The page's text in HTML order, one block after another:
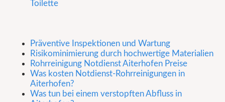
Toilette
Präventive Inspektionen und Wartung
Risikominimierung durch hochwertige Materialien
Rohrreinigung Notdienst Aiterhofen Preise
Was kosten Notdienst-Rohrreinigungen in
Aiterhofen?
Was tun bei einem verstopften Abfluss in